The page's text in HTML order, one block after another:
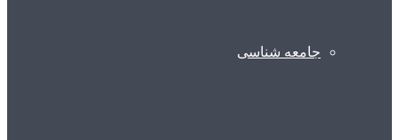
جامعه شناسی